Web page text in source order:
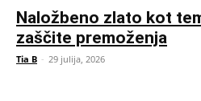
Naložbeno zlato kot
zaščite premoženja
Tia B - 29 julija, 2026